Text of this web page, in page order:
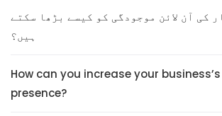
کی آن لائن موجودگی کو کیسے بڑھا سکتے
ہیں؟
How can you increase your
presence?